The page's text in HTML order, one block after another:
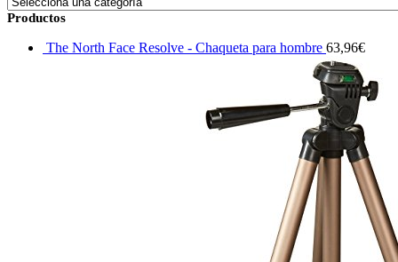
Productos
The North Face Resolve - Chaqueta para hombre 63,96€